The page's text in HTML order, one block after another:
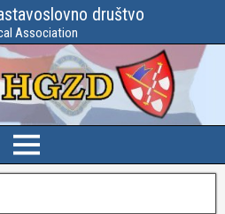
društvo
Association